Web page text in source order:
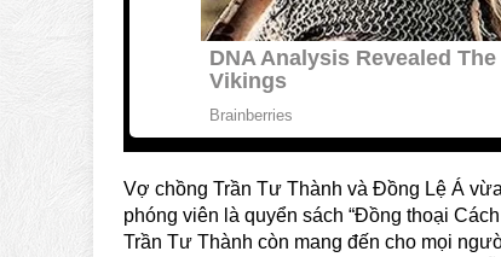
Vợ chồng Trần Tư Thành và Đồng Lệ Á
phóng viên là quyển sách “Đồng thoại
Trần Tư Thành còn mang đến cho mọi